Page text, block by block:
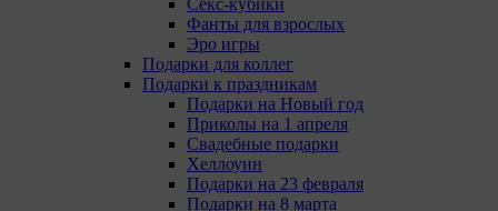
Фанты для взрослых
Эро игры
Подарки для коллег
Подарки к праздникам
Подарки на Новый год
Приколы на 1 апреля
Свадебные подарки
Хеллоуин
Подарки на 23 февраля
Подарки на 8 марта